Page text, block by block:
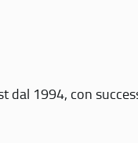
dal 1994, con